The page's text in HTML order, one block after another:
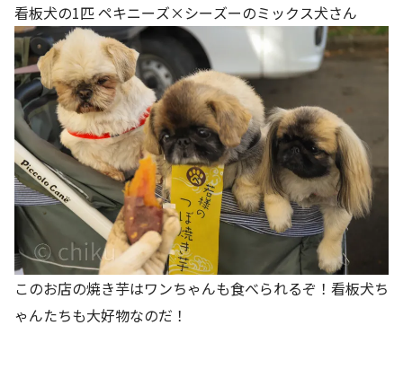
看板犬の1匹 ペキニーズ×シーズーのミックス犬さん
このお店の焼き芋はワンちゃんも食べられるぞ！看板犬ち
ゃんたちも大好物なのだ！